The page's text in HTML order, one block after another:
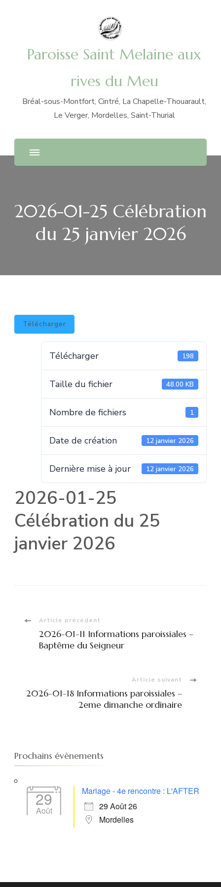
Paroisse Saint Melaine aux
rives du Meu
Bréal-sous-Montfort, Cintré, La Chapelle-Thouarault,
Le Verger, Mordelles, Saint-Thurial
2026-01-25 Célébration
du 25 janvier 2026
Télécharger
Télécharger 198
Taille du fichier 48.00 KB
Nombre de fichiers 1
Date de création 12 janvier 2026
Dernière mise à jour 12 janvier 2026
2026-01-25
Célébration du 25
janvier 2026
Navigation
d'article
Article précédent
2026-01-11 Informations paroissiales –
Baptême du Seigneur
Article suivant
2026-01-18 Informations paroissiales –
2eme dimanche ordinaire
Prochains évènements
29
Août
Mariage - 4e rencontre : L'AFTER
29 Août 26
Mordelles